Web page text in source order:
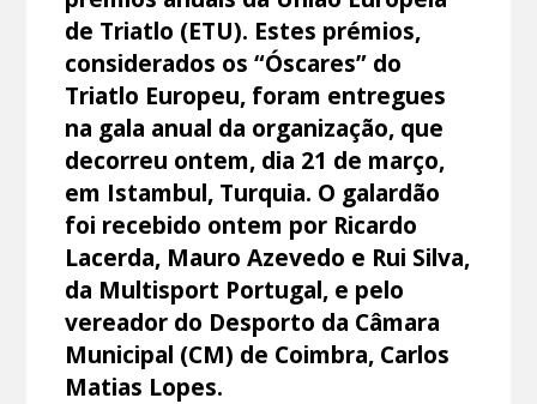
de Triatlo (ETU). Estes prémios,
considerados os “Óscares” do
Triatlo Europeu, foram entregues
na gala anual da organização, que
decorreu ontem, dia 21 de março,
em Istambul, Turquia. O galardão
foi recebido ontem por Ricardo
Lacerda, Mauro Azevedo e Rui Silva,
da Multisport Portugal, e pelo
vereador do Desporto da Câmara
Municipal (CM) de Coimbra, Carlos
Matias Lopes.